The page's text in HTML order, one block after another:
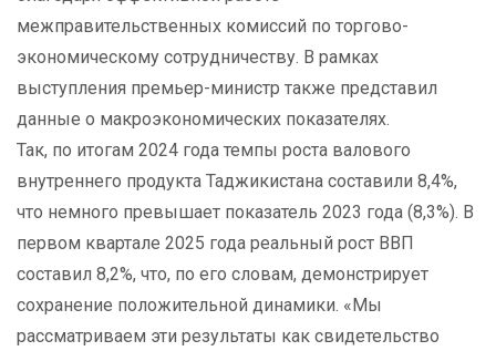
межправительственных комиссий по торгово-
экономическому сотрудничеству. В рамках
выступления премьер-министр также представил
данные о макроэкономических показателях.
Так, по итогам 2024 года темпы роста валового
внутреннего продукта Таджикистана составили 8,4%,
что немного превышает показатель 2023 года (8,3%). В
первом квартале 2025 года реальный рост ВВП
составил 8,2%, что, по его словам, демонстрирует
сохранение положительной динамики. «Мы
рассматриваем эти результаты как свидетельство